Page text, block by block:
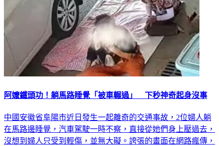
阿嬤鐵頭功！躺馬路睡覺「被車輾過」 下秒神奇起身沒事
中國安徽省阜陽市近日發生一起離奇的交通事故，2位婦人躺
在馬路邊睡覺，汽車駕駛一時不察，直接從她們身上壓過去，
沒想到婦人只受到輕傷，並無大礙。誇張的畫面在網路瘋傳，